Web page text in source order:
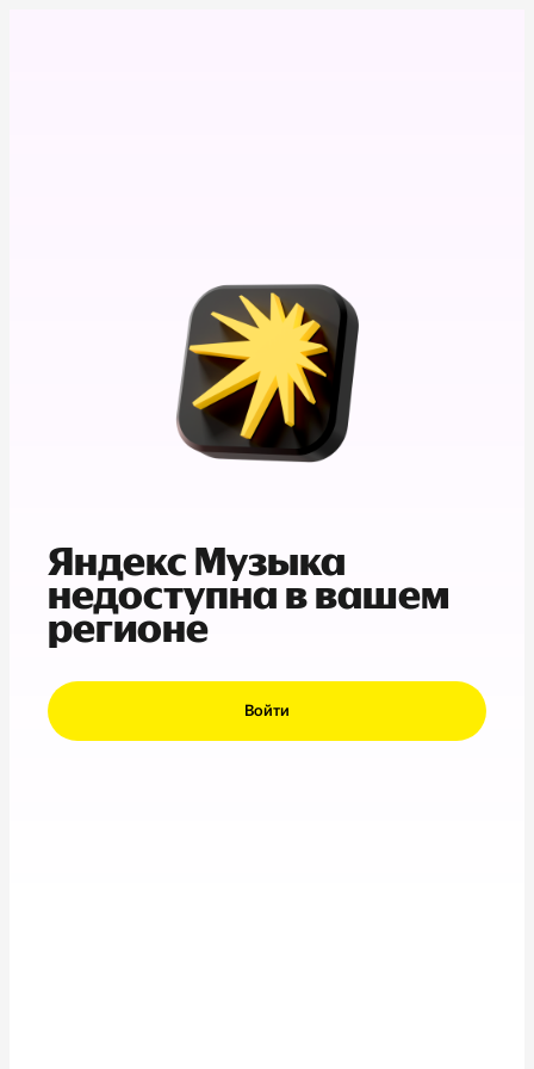
Яндекс Музыка
недоступна в вашем
регионе
Войти